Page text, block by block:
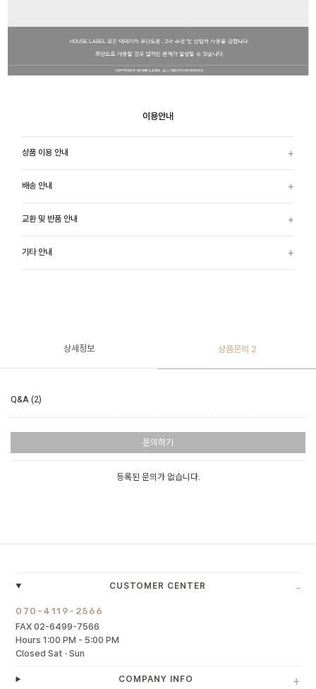
이용안내
상품 이용 안내
배송 안내
교환 및 반품 안내
기타 안내
상세정보 상품문의 2
Q&A (2)
문의하기
등록된 문의가 없습니다.
CUSTOMER CENTER -
070-4119-2566
FAX 02-6499-7566
Hours 1:00 PM - 5:00 PM
Closed Sat · Sun
COMPANY INFO +